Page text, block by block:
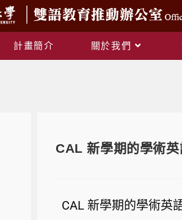
計畫簡介 關於我們
CAL 新學期的學術英
CAL 新學期的學術英